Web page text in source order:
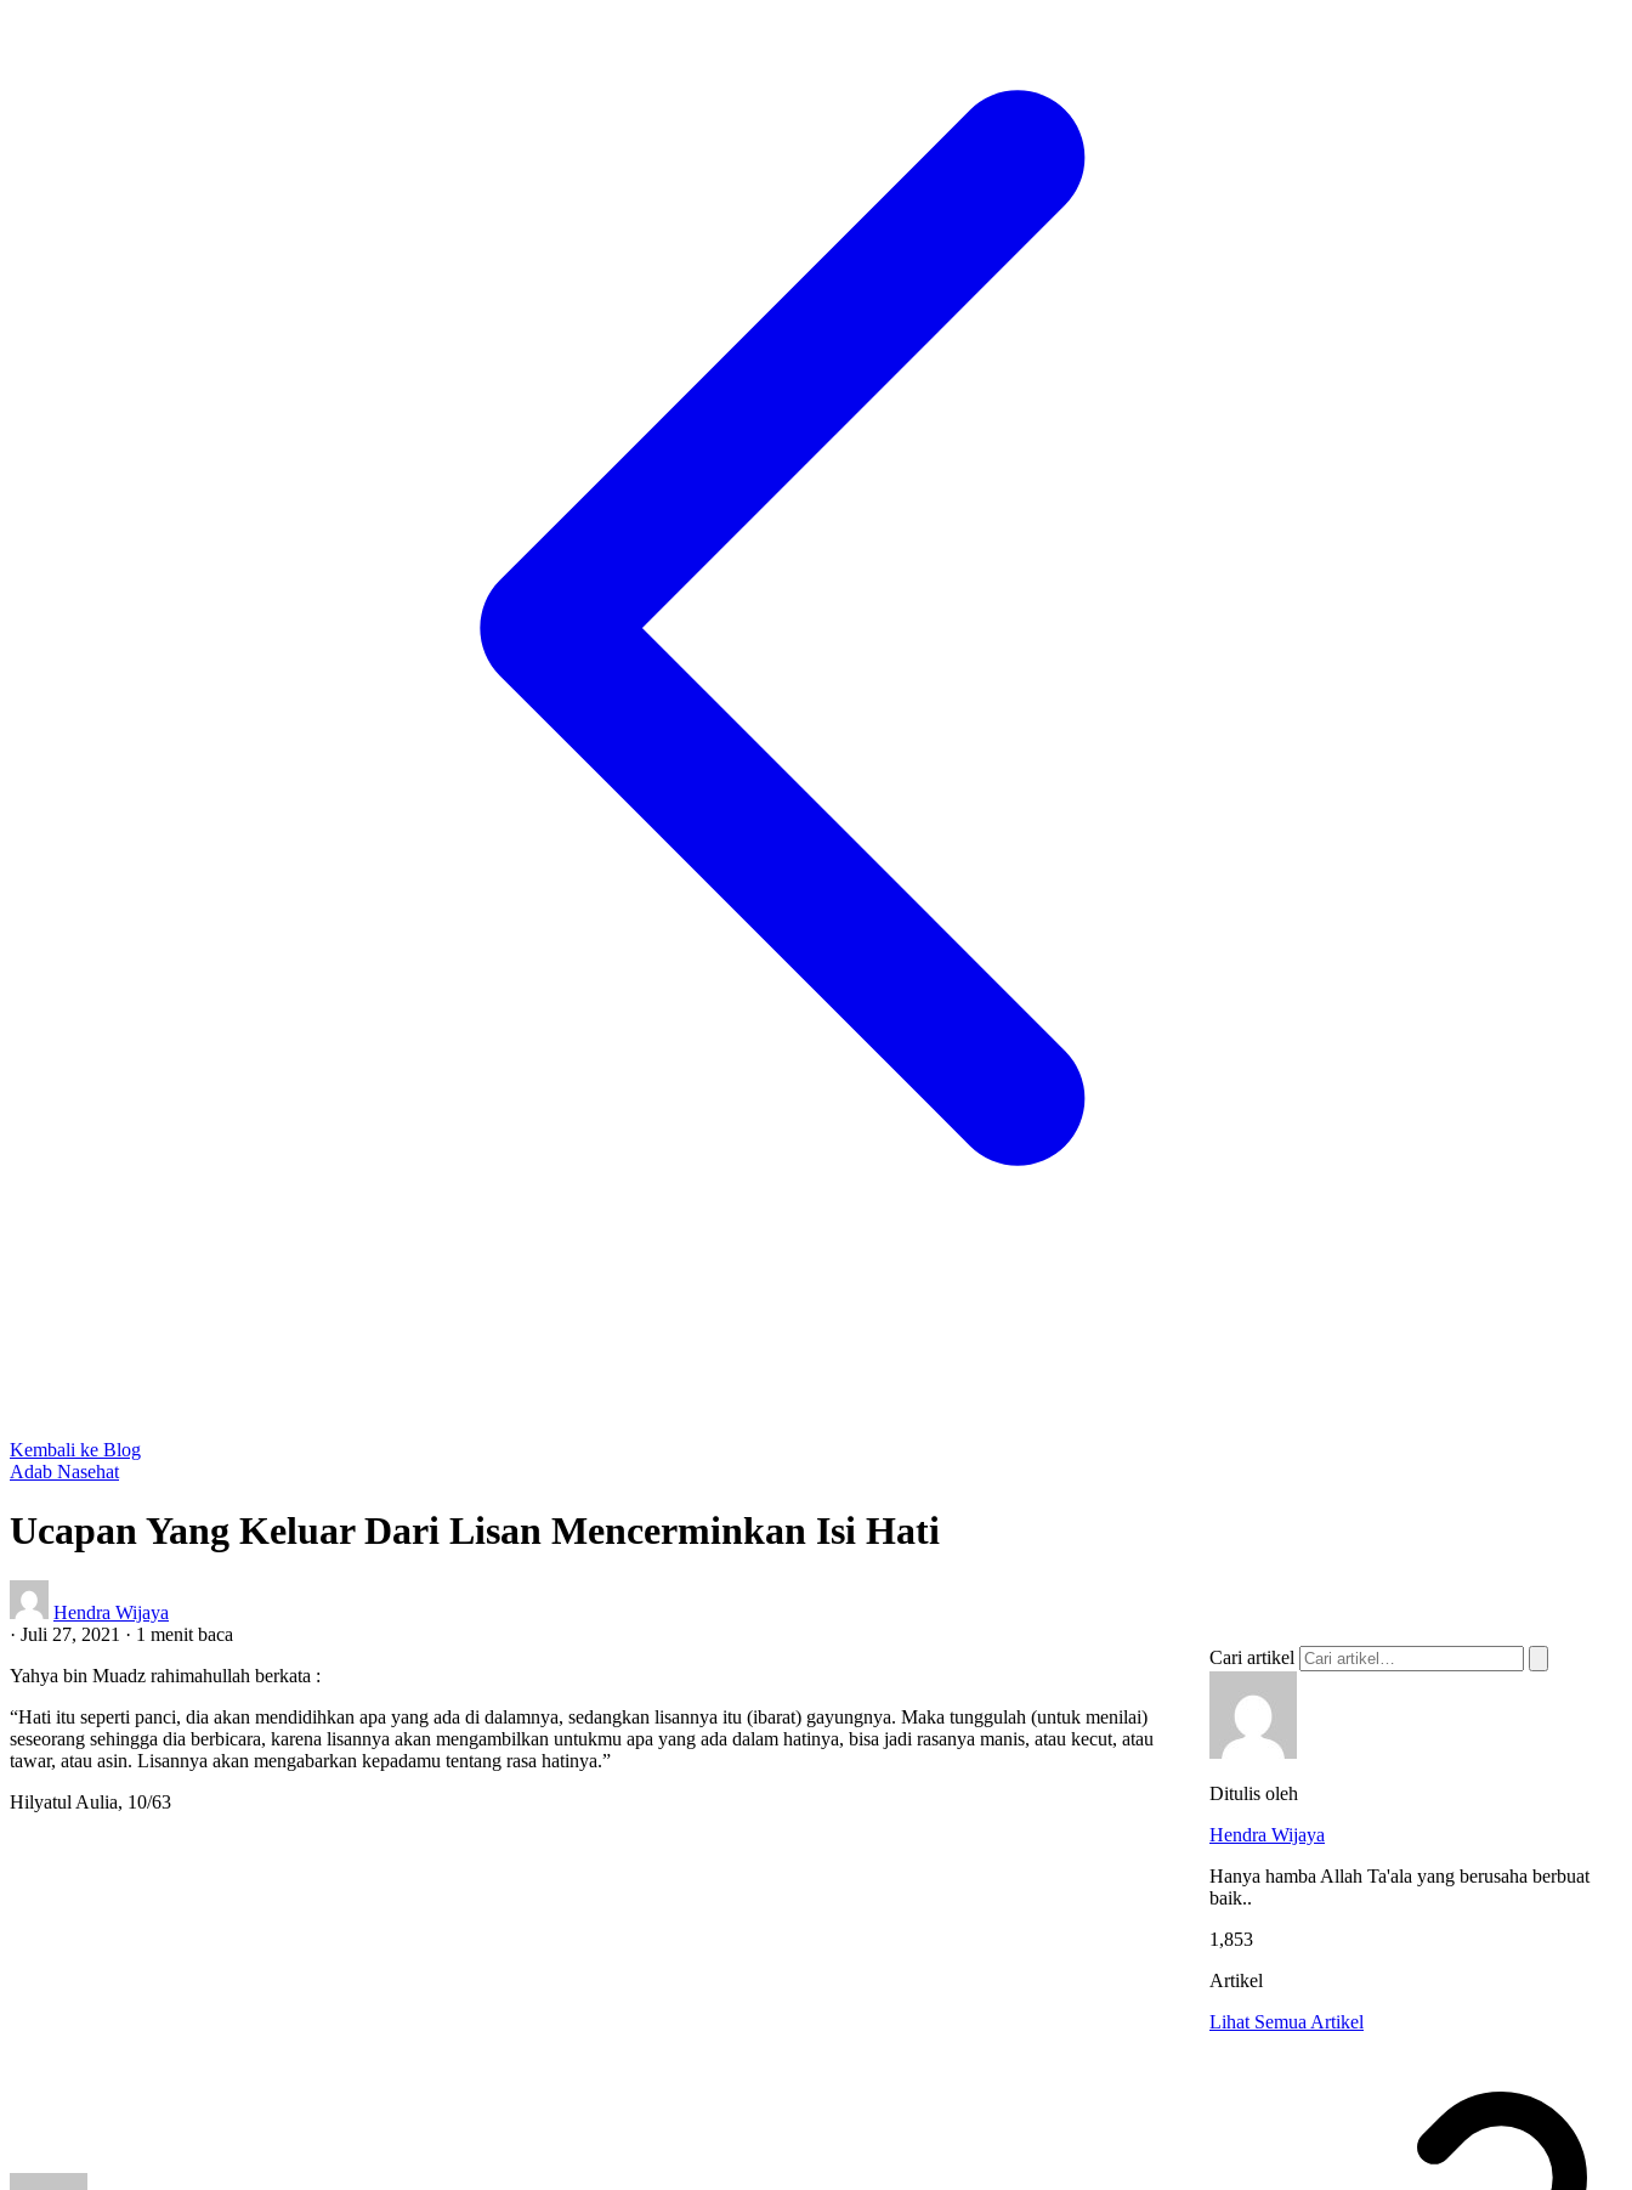
Kembali ke Blog
Adab Nasehat
Ucapan Yang Keluar Dari Lisan Mencerminkan Isi Hati
Hendra Wijaya
· Juli 27, 2021 · 1 menit baca
Yahya bin Muadz rahimahullah berkata :
“Hati itu seperti panci, dia akan mendidihkan apa yang ada di dalamnya, sedangkan lisannya itu (ibarat) gayungnya. Maka tunggulah (untuk menilai)
seseorang sehingga dia berbicara, karena lisannya akan mengambilkan untukmu apa yang ada dalam hatinya, bisa jadi rasanya manis, atau kecut, atau
tawar, atau asin. Lisannya akan mengabarkan kepadamu tentang rasa hatinya.”
Hilyatul Aulia, 10/63
Cari artikel
Ditulis oleh
Hendra Wijaya
Hanya hamba Allah Ta'ala yang berusaha berbuat
baik..
1,853
Artikel
Lihat Semua Artikel